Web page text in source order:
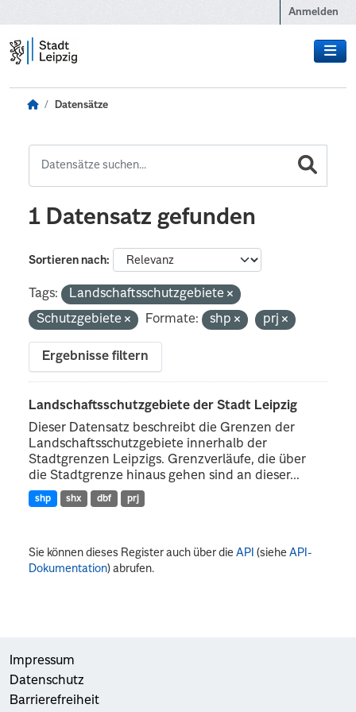
Anmelden
Datensätze
1 Datensatz gefunden
Sortieren nach
Tags:
Landschaftsschutzgebiete
Schutzgebiete
Formate: shp prj
Ergebnisse filtern
Landschaftsschutzgebiete der Stadt Leipzig
Dieser Datensatz beschreibt die Grenzen der
Landschaftsschutzgebiete innerhalb der
Stadtgrenzen Leipzigs. Grenzverläufe, die über
die Stadtgrenze hinaus gehen sind an dieser...
shp shx dbf prj
Sie können dieses Register auch über dieAPI (sieheAPI-
Dokumentation) abrufen.
Impressum
Datenschutz
Barrierefreiheit